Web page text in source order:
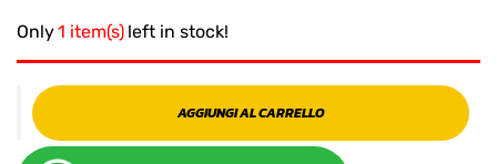
Only1 item(s) left in stock!
AGGIUNGI AL CARRELLO